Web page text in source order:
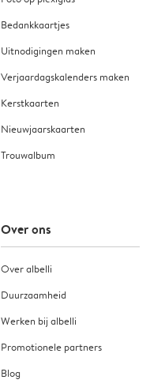
Bedankkaartjes
Uitnodigingen maken
Verjaardagskalenders maken
Kerstkaarten
Nieuwjaarskaarten
Trouwalbum
Over ons
Over albelli
Duurzaamheid
Werken bij albelli
Promotionele partners
Blog